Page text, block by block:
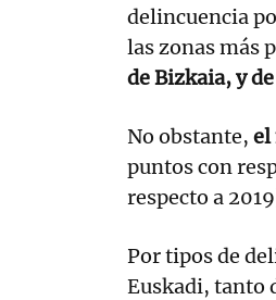
delincuencia
las zonas más
de Bizkaia, y
No obstante, el
puntos con
respecto a
Por tipos de
Euskadi, tanto